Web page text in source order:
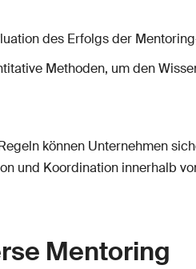
des Erfolgs der
Methoden, um den
können Unternehmen
und Koordination innerhalb
Mentoring